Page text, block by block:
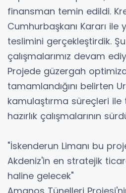
finansman temin edildi.
Cumhurbaşkanı Kararı ile
teslimini gerçekleştirdik.
çalışmalarımız devam
Projede güzergah
tamamlandığını belirten
kamulaştırma süreçleri
hazırlık çalışmalarının
"İskenderun Limanı bu
Akdeniz'in en stratejik
haline gelecek"